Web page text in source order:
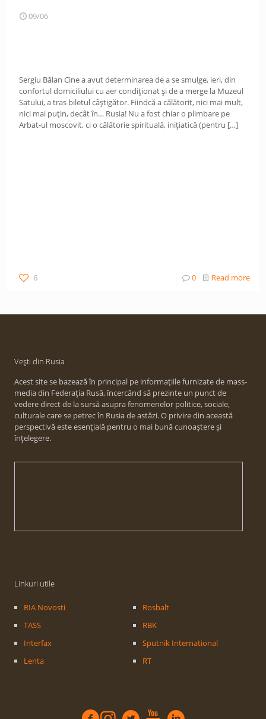
09/06
Sergiu Bălan Cine a avut determinarea de a se smulge, ieri, din
confortul domiciliului cu aer condiţionat şi de a merge la Muzeul
Satului, a tras biletul câştigător. Fiindcă a călătorit, nici mai mult,
nici mai puţin, decât în… Rusia! Nu a fost chiar o plimbare pe
Arbat-ul moscovit, ci o călătorie spirituală, iniţiatică (pentru […]
6 0 Read more
Vești din Rusia
Acest site se bazează în principal pe informațiile furnizate de mass-
media din Federația Rusă, încercând să prezinte un punct de
vedere direct de la sursă asupra fenomenelor politice, sociale,
culturale care se petrec în Rusia de astăzi. O privire din această
perspectivă este esențială pentru o mai bună cunoaștere și
înțelegere.
Linkuri utile
RIA Novosti
TASS
Interfax
Lenta
Rosbalt
RBK
Sputnik International
RT